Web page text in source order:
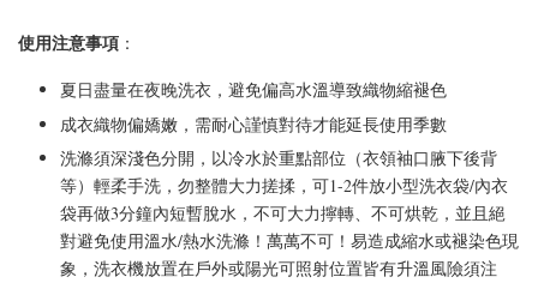
使用注意事項 ：
夏日盡量在夜晚洗衣，避免偏高水溫導致織物縮褪色
成衣織物偏嬌嫩，需耐心謹慎對待才能延長使用季數
洗滌須深淺色分開，以冷水於重點部位（衣領袖口腋下後背
等）輕柔手洗，勿整體大力搓揉，可1-2件放小型洗衣袋/內衣
袋再做3分鐘內短暫脫水，不可大力擰轉、不可烘乾，並且絕
對避免使用溫水/熱水洗滌！萬萬不可！易造成縮水或褪染色現
象，洗衣機放置在戶外或陽光可照射位置皆有升溫風險須注